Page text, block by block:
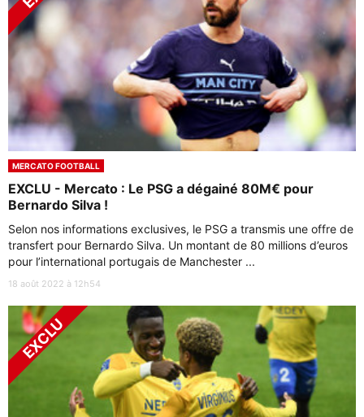
MERCATO FOOTBALL
EXCLU - Mercato : Le PSG a dégainé 80M€ pour
Bernardo Silva !
Selon nos informations exclusives, le PSG a transmis une offre de
transfert pour Bernardo Silva. Un montant de 80 millions d’euros
pour l’international portugais de Manchester ...
18 août 2022 à 12h54